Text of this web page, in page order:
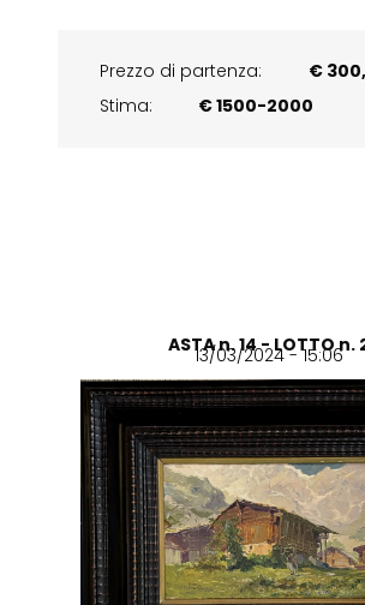
Prezzo di partenza:
€
Stima:
€ 1500-2000
ASTA n. 14 - LOTTO n.
13/03/2024 - 15:06